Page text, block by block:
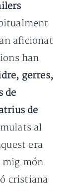
aficionat
han
gerres,
de
de
al
era
mig món
cristiana